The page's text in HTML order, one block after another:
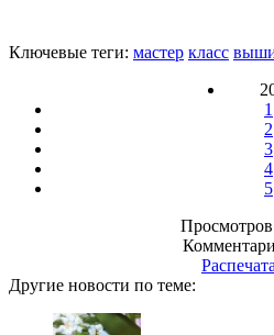
Ключевые теги: мастер класс
1
2
3
4
5
Другие новости по теме: